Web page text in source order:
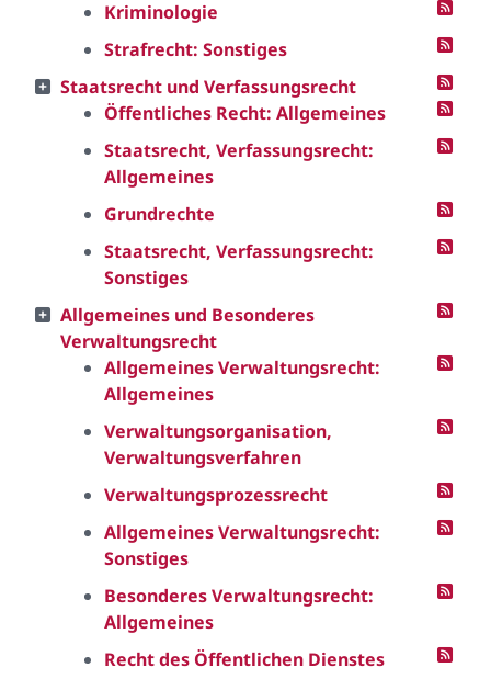
Kriminologie
Strafrecht: Sonstiges
Staatsrecht und Verfassungsrecht
Öffentliches Recht: Allgemeines
Staatsrecht, Verfassungsrecht:
Allgemeines
Grundrechte
Staatsrecht, Verfassungsrecht:
Sonstiges
Allgemeines und Besonderes
Verwaltungsrecht
Allgemeines Verwaltungsrecht:
Allgemeines
Verwaltungsorganisation,
Verwaltungsverfahren
Verwaltungsprozessrecht
Allgemeines Verwaltungsrecht:
Sonstiges
Besonderes Verwaltungsrecht:
Allgemeines
Recht des Öffentlichen Dienstes